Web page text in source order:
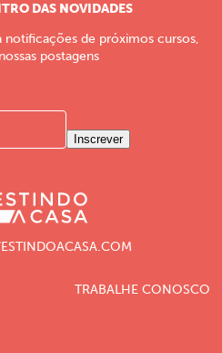
DAS NOVIDADES
notificações de próximos cursos,
postagens
Inscrever
TRABALHE CONOSCO